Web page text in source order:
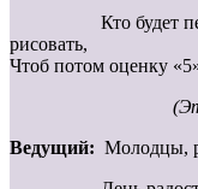
Кто будет петь и
рисовать,
Чтоб потом оценку
(Это я, это я,
Ведущий: Молодцы,